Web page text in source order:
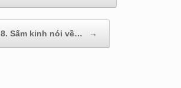
8. Sấm kinh nói về… →